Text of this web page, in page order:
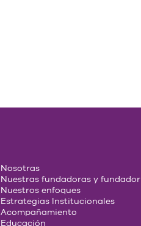
Nosotras
Nuestras fundadoras y fundador
Nuestros enfoques
Estrategias Institucionales
Acompañamiento
Educación